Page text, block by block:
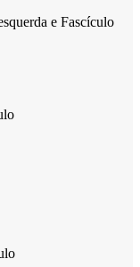
e Fascículo